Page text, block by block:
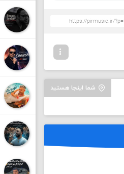
شما اینجا هستید